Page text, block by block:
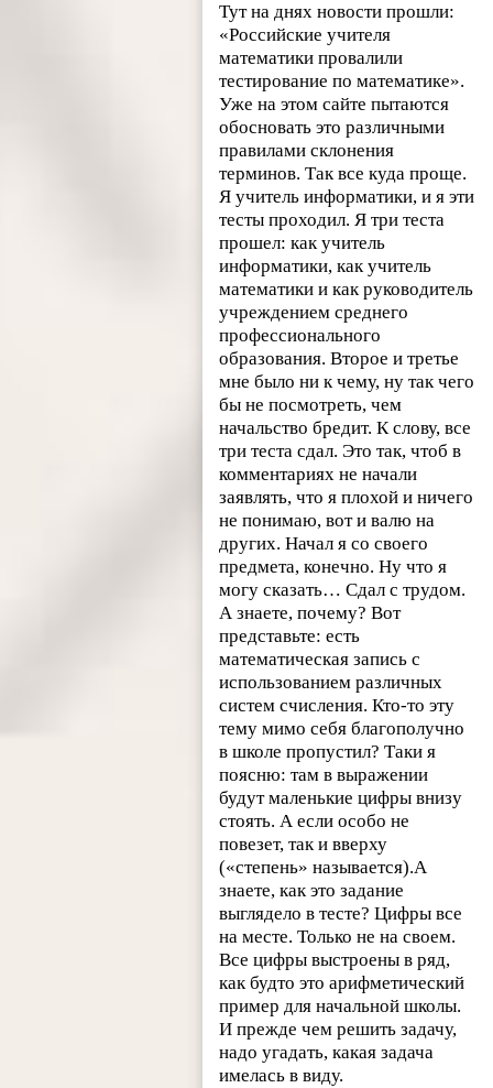
Тут на днях новости прошли:
«Российские учителя
математики провалили
тестирование по математике».
Уже на этом сайте пытаются
обосновать это различными
правилами склонения
терминов. Так все куда проще.
Я учитель информатики, и я эти
тесты проходил. Я три теста
прошел: как учитель
информатики, как учитель
математики и как руководитель
учреждением среднего
профессионального
образования. Второе и третье
мне было ни к чему, ну так чего
бы не посмотреть, чем
начальство бредит. К слову, все
три теста сдал. Это так, чтоб в
комментариях не начали
заявлять, что я плохой и ничего
не понимаю, вот и валю на
других. Начал я со своего
предмета, конечно. Ну что я
могу сказать… Сдал с трудом.
А знаете, почему? Вот
представьте: есть
математическая запись с
использованием различных
систем счисления. Кто-то эту
тему мимо себя благополучно
в школе пропустил? Таки я
поясню: там в выражении
будут маленькие цифры внизу
стоять. А если особо не
повезет, так и вверху
(«степень» называется).А
знаете, как это задание
выглядело в тесте? Цифры все
на месте. Только не на своем.
Все цифры выстроены в ряд,
как будто это арифметический
пример для начальной школы.
И прежде чем решить задачу,
надо угадать, какая задача
имелась в виду.